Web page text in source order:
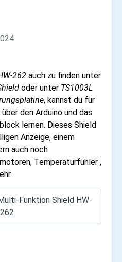
262 auch zu finden unter
oder unter TS1003L
, kannst du für
den Arduino und das
lernen. Dieses Shield
Anzeige, einem
auch noch
Temperaturfühler ,
Funktion Shield HW-
262